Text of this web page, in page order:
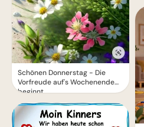
Schönen Donnerstag - Die
Vorfreude auf's Wochenende
beginnt